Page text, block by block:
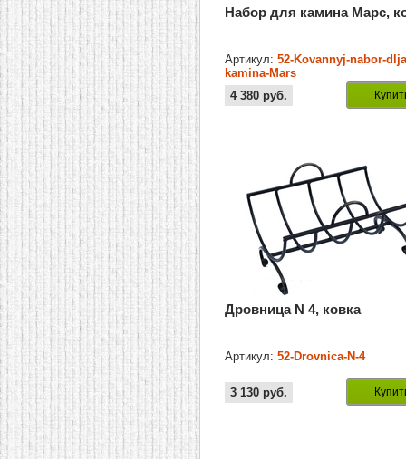
Набор для камина Марс,
Артикул:52-Kovannyj-nabor-
kamina-Mars
4 380 руб.
Дровница N 4, ковка
Артикул:52-Drovnica-N-4
3 130 руб.